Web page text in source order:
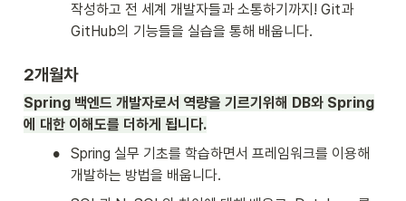
작성하고 전 세계 개발자들과 소통하기까지! Git과
GitHub의 기능들을 실습을 통해 배웁니다.
2개월차
Spring 백엔드 개발자로서 역량을 기르기위해 DB와 Spring
에 대한 이해도를 더하게 됩니다.
•
Spring 실무 기초를 학습하면서 프레임워크를 이용해
개발하는 방법을 배웁니다.